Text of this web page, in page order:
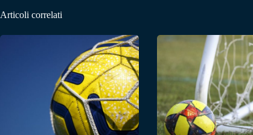
Articoli correlati